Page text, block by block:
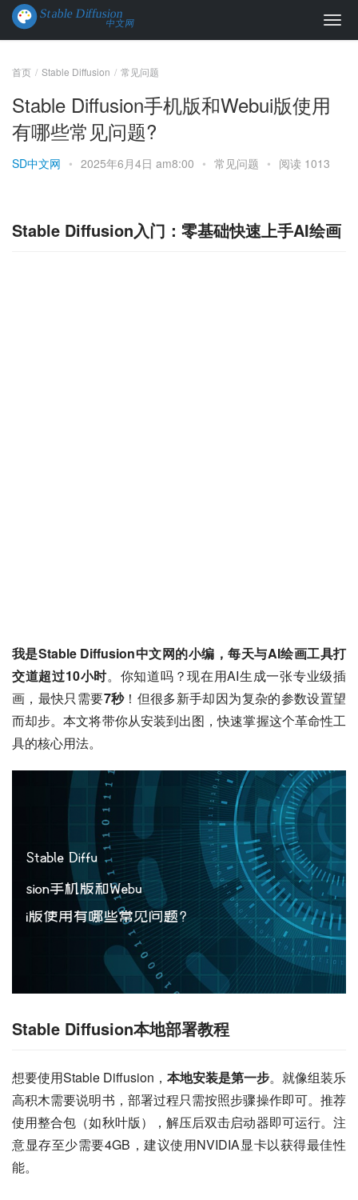
首页 Stable Diffusion 常见问题
Stable Diffusion手机版和Webui版使用
有哪些常见问题?
SD中文网 • 2025年6月4日 am8:00 • 常见问题 • 阅读 1013
Stable Diffusion入门：零基础快速上手AI绘画
我是Stable Diffusion中文网的小编，每天与AI绘画工具打
交道超过10小时。你知道吗？现在用AI生成一张专业级插
画，最快只需要7秒！但很多新手却因为复杂的参数设置望
而却步。本文将带你从安装到出图，快速掌握这个革命性工
具的核心用法。
Stable Diffusion本地部署教程
想要使用Stable Diffusion， 本地安装是第一步。就像组装乐
高积木需要说明书，部署过程只需按照步骤操作即可。推荐
使用整合包（如秋叶版），解压后双击启动器即可运行。注
意显存至少需要4GB，建议使用NVIDIA显卡以获得最佳性
能。